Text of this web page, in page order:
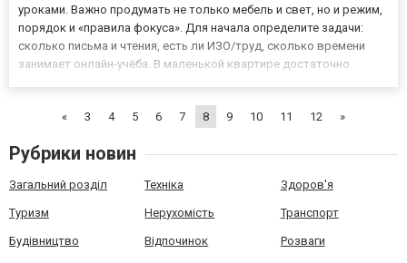
уроками. Важно продумать не только мебель и свет, но и режим,
порядок и «правила фокуса». Для начала определите задачи:
сколько письма и чтения, есть ли ИЗО/труд, сколько времени
занимает онлайн-учёба. В маленькой квартире достаточно
«
3 4 5 6 7 8 9 10 11 12 »
Рубрики новин
Загальний розділ Техніка Здоров'я
Туризм Нерухомість Транспорт
Будівництво Відпочинок Розваги